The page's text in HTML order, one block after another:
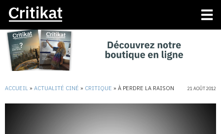
ACCUEIL » ACTUALITÉ CINÉ » CRITIQUE » À PERDRE LA RAISON 21 AOÛT 2012